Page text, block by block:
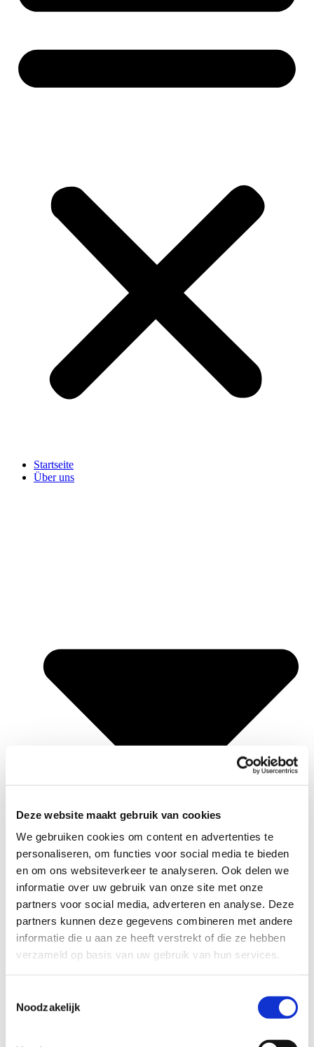
Deze website maakt gebruik van cookies
We gebruiken cookies om content en advertenties te
personaliseren, om functies voor social media te bieden
en om ons websiteverkeer te analyseren. Ook delen we
informatie over uw gebruik van onze site met onze
partners voor social media, adverteren en analyse. Deze
partners kunnen deze gegevens combineren met andere
informatie die u aan ze heeft verstrekt of die ze hebben
verzameld op basis van uw gebruik van hun services.
Noodzakelijk
Startseite
Über uns
Geschichte
Ziel